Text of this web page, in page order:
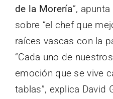
de la Morería”, apunta
sobre “el chef que
raíces vascas con la
“Cada uno de
emoción que se vive
tablas”, explica David